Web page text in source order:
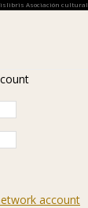
Asociación cultural
account